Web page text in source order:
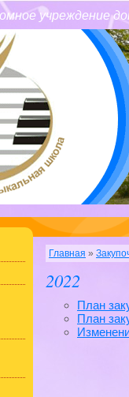
учреждение
Главная »
2022
План
План